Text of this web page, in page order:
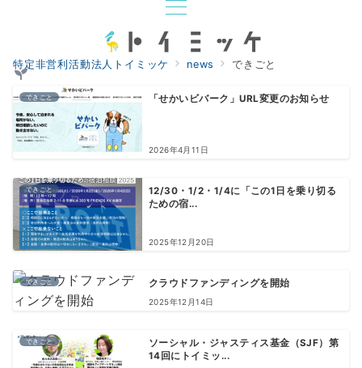
特定非営利活動法人トイミッケ news できごと
できごと 「せかいビバーク」URL変更のお知らせ
2026年4月11日
できごと
12/30・1/2・1/4に「この1日を乗り切る
ための宿...
2025年12月20日
できごと クラウドファンディングを開始
2025年12月14日
できごと
ソーシャル・ジャスティス基金（SJF）第
14回にトイミッ...